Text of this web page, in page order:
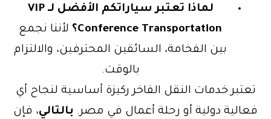
لماذا تعتبر سياراتكم الأفضل لـ VIP
Conference Transportation؟ لأننا نجمع
بين الفخامة، السائقين المحترفين، والالتزام
بالوقت.
تعتبر خدمات النقل الفاخر ركيزة أساسية لنجاح أي
دولية أو رحلة أعمال في مصر.بالتالي، فإن